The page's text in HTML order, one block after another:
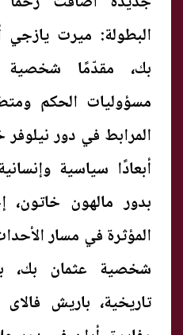
البطولة: ميرت
بك، مقدّمًا شخصية
مسؤوليات الحكم
المرابط في دور
أبعادًا سياسية
بدور مالهون خاتون،
المؤثرة في مسار
شخصية عثمان بك،
تاريخية، باريش